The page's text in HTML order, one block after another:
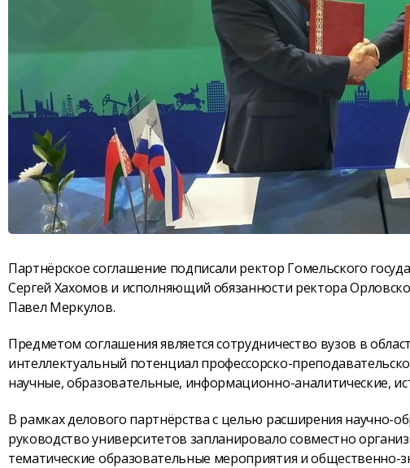
Партнёрское соглашение подписали ректор Гомельского
Сергей Хахомов и исполняющий обязанности ректора
Павел Меркулов.
Предметом соглашения является сотрудничество вузов в
интеллектуальный потенциал профессорско-
научные, образовательные, информационно-аналитические,
В рамках делового партнёрства с целью расширения научно-
руководство университетов запланировало совместно
тематические образовательные мероприятия и общественно-